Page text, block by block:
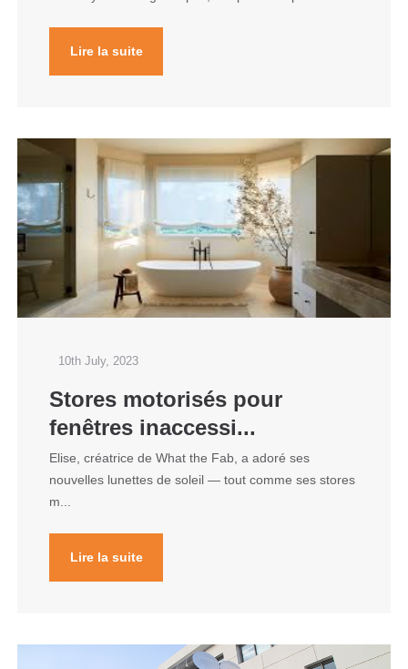
Lire la suite
10th July, 2023
Stores motorisés pour
fenêtres inaccessi...
Elise, créatrice de What the Fab, a adoré ses
nouvelles lunettes de soleil — tout comme ses stores
m...
Lire la suite